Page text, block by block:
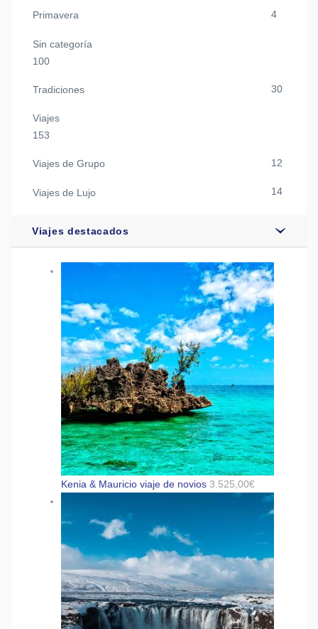
Primavera 4
Sin categoría
100
Tradiciones 30
Viajes
153
Viajes de Grupo 12
Viajes de Lujo 14
Viajes destacados
Kenia & Mauricio viaje de novios 3.525,00€